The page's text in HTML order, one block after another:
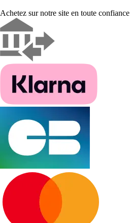
Achetez sur notre site en toute confiance